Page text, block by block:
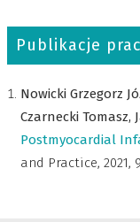
Publikacje
Nowicki Grzegorz
Czarnecki Tomasz,
Postmyocardial
and Practice, 2021,